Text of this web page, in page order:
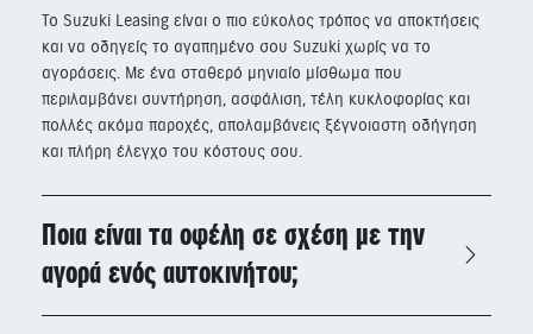
Το Suzuki Leasing είναι ο πιο εύκολος τρόπος να αποκτήσεις
και να οδηγείς το αγαπημένο σου Suzuki χωρίς να το
αγοράσεις. Με ένα σταθερό μηνιαίο μίσθωμα που
περιλαμβάνει συντήρηση, ασφάλιση, τέλη κυκλοφορίας και
πολλές ακόμα παροχές, απολαμβάνεις ξέγνοιαστη οδήγηση
και πλήρη έλεγχο του κόστους σου.
Ποια είναι τα οφέλη σε σχέση με την
αγορά ενός αυτοκινήτου;